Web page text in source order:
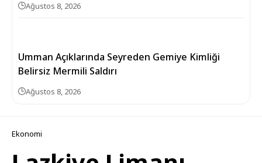
Ağustos 8, 2026
Umman Açıklarında Seyreden Gemiye Kimliği
Belirsiz Mermili Saldırı
Ağustos 8, 2026
Ekonomi